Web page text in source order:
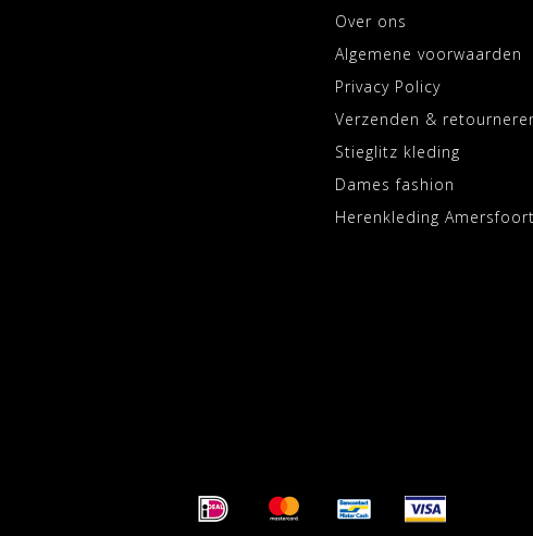
Over ons
Algemene voorwaarden
Privacy Policy
Verzenden &
Stieglitz kleding
Dames fashion
Herenkleding Amersfoort